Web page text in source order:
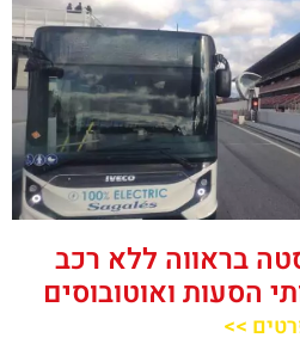
בראווה ללא רכב
הסעות ואוטובוסים
>>